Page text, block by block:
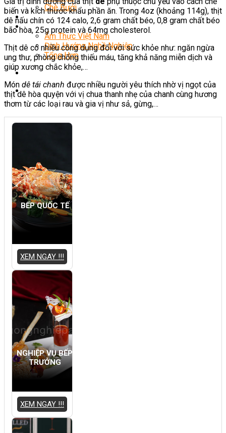
Chè Bưởi
Món Ngon Mỗi Ngày
Tin Tức
Ẩm Thực Việt Nam
Định Hướng Nghề Nghiệp
Tổng Hợp
biến và kích thước khẩu phần ăn. Trong 4oz (khoảng 114g), thịt
dê nấu chín có 124 calo, 2,6 gram chất béo, 0,8 gram chất béo
bão hòa, 25g protein và 64mg cholesterol.
Thịt dê có nhiều công dụng đối với sức khỏe như: ngăn ngừa
ung thư, phòng chống thiếu máu, tăng khả năng miễn dịch và
giúp xương chắc khỏe,…
Món dê tái chanh được nhiều người yêu thích nhờ vị ngọt của
thịt dê hòa quyện với vị chua thanh nhẹ của chanh cùng hương
thơm từ các loại rau và gia vị như sả, gừng,…
BẾP QUỐC TẾ
XEM NGAY !!!
NGHIỆP VỤ BẾP
TRƯỞNG
XEM NGAY !!!